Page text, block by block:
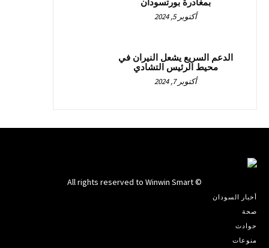
بمغادرة بورتسودان
أكتوبر 5, 2024
الدعم السريع يشعل النيران في
محيط الرئيس التشادي
أكتوبر 7, 2024
© All rights reserved to Winwin Smart
أخبار السودان
صحة
حوادث
منوعات